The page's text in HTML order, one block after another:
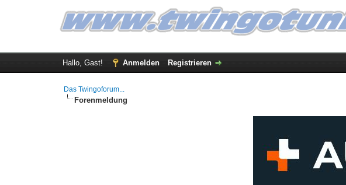
Hallo, Gast! Anmelden Registrieren
Das Twingoforum...
Forenmeldung